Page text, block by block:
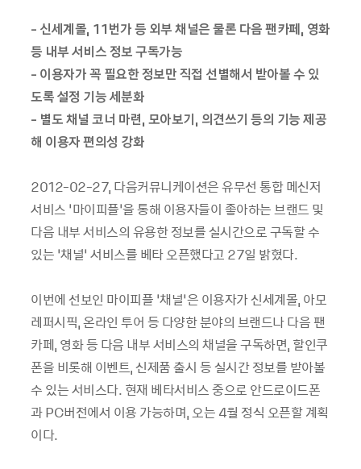
- 신세계몰, 11번가 등 외부 채널은 물론 다음 팬카페, 영화
등 내부 서비스 정보 구독가능
- 이용자가 꼭 필요한 정보만 직접 선별해서 받아볼 수 있
도록 설정 기능 세분화
- 별도 채널 코너 마련, 모아보기, 의견쓰기 등의 기능 제공
해 이용자 편의성 강화
2012-02-27, 다음커뮤니케이션은 유무선 통합 메신저
서비스 ‘마이피플’을 통해 이용자들이 좋아하는 브랜드 및
다음 내부 서비스의 유용한 정보를 실시간으로 구독할 수
있는 ‘채널’ 서비스를 베타 오픈했다고 27일 밝혔다.
이번에 선보인 마이피플 ‘채널’은 이용자가 신세계몰, 아모
레퍼시픽, 온라인 투어 등 다양한 분야의 브랜드나 다음 팬
카페, 영화 등 다음 내부 서비스의 채널을 구독하면, 할인쿠
폰을 비롯해 이벤트, 신제품 출시 등 실시간 정보를 받아볼
수 있는 서비스다. 현재 베타서비스 중으로 안드로이드폰
과 PC버전에서 이용 가능하며, 오는 4월 정식 오픈할 계획
이다.